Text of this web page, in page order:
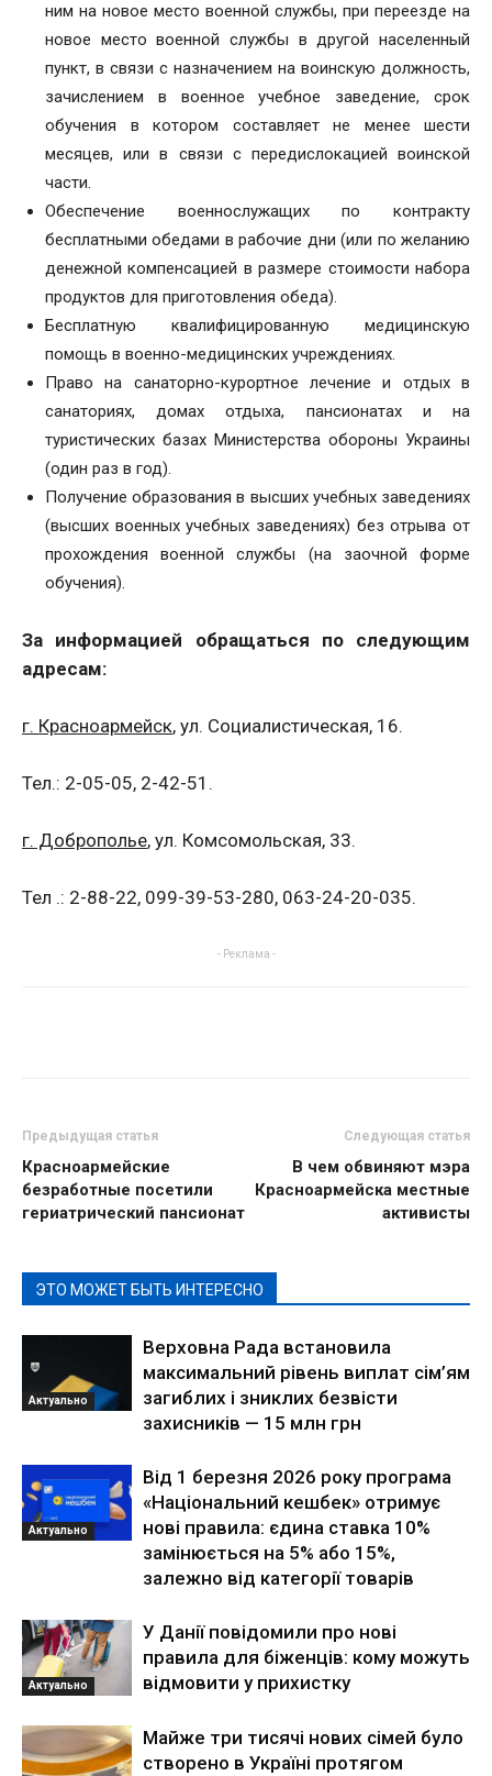
ним на новое место военной службы, при переезде на
новое место военной службы в другой населенный
пункт, в связи с назначением на воинскую должность,
зачислением в военное учебное заведение, срок
обучения в котором составляет не менее шести
месяцев, или в связи с передислокацией воинской
части.
Обеспечение военнослужащих по контракту
бесплатными обедами в рабочие дни (или по желанию
денежной компенсацией в размере стоимости набора
продуктов для приготовления обеда).
Бесплатную квалифицированную медицинскую
помощь в военно-медицинских учреждениях.
Право на санаторно-курортное лечение и отдых в
санаториях, домах отдыха, пансионатах и ​​на
туристических базах Министерства обороны Украины
(один раз в год).
Получение образования в высших учебных заведениях
(высших военных учебных заведениях) без отрыва от
прохождения военной службы (на заочной форме
обучения).
За информацией обращаться по следующим
адресам:
г. Красноармейск, ул. Социалистическая, 16.
Тел.: 2-05-05, 2-42-51.
г. Доброполье, ул. Комсомольская, 33.
Тел .: 2-88-22, 099-39-53-280, 063-24-20-035.
- Реклама -
Предыдущая статья
Красноармейские
безработные посетили
гериатрический пансионат
Следующая статья
В чем обвиняют мэра
Красноармейска местные
активисты
ЭТО МОЖЕТ БЫТЬ ИНТЕРЕСНО
Актуально
Верховна Рада встановила
максимальний рівень виплат сім’ям
загиблих і зниклих безвісти
захисників — 15 млн грн
Актуально
Від 1 березня 2026 року програма
«Національний кешбек» отримує
нові правила: єдина ставка 10%
замінюється на 5% або 15%,
залежно від категорії товарів
Актуально
У Данії повідомили про нові
правила для біженців: кому можуть
відмовити у прихистку
Майже три тисячі нових сімей було
створено в Україні протягом